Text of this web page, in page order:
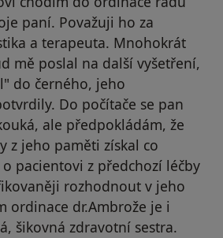
paní. Považuji ho za
a terapeuta. Mnohokrát
mě poslal na další vyšetření,
do černého, jeho
Do počítače se pan
ale předpokládám, že
z jeho paměti získal co
pacientovi z předchozí léčby
rozhodnout v jeho
ordinace dr.Ambrože je i
šikovná zdravotní sestra.